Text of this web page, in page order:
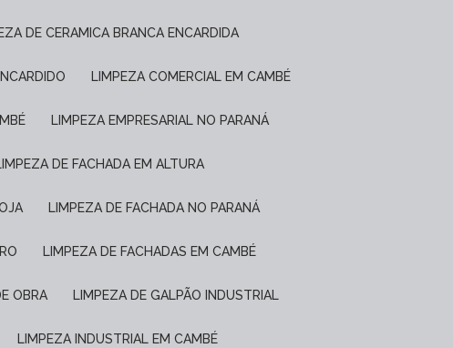
DE CERAMICA BRANCA ENCARDIDA
LIMPEZA COMERCIAL EM CAMBÉ
LIMPEZA EMPRESARIAL NO PARANÁ
LIMPEZA DE FACHADA EM ALTURA
LIMPEZA DE FACHADA NO PARANÁ
LIMPEZA DE FACHADAS EM CAMBÉ
OBRA LIMPEZA DE GALPÃO INDUSTRIAL
LIMPEZA INDUSTRIAL EM CAMBÉ